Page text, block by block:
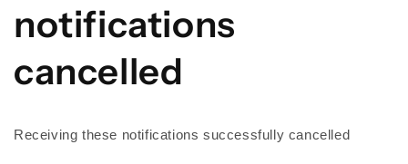
notifications
cancelled
Receiving these notifications successfully cancelled